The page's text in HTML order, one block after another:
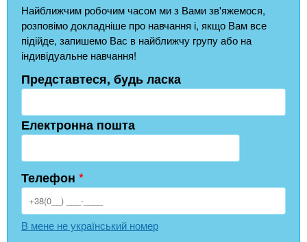
Найближчим робочим часом ми з Вами зв'яжемося,
розповімо докладніше про навчання і, якщо Вам все
підійде, запишемо Вас в найближчу групу або на
індивідуальне навчання!
Представтеся, будь ласка
Електронна пошта
Телефон *
В мене не український номер